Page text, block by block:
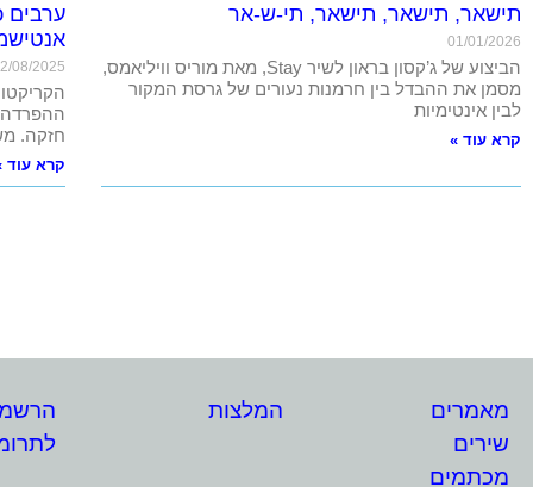
תישאר, תישאר, תישאר, תי-ש-אר
01/01/2026
הביצוע של ג’קסון בראון לשיר Stay, מאת מוריס וויליאמס,
מסמן את ההבדל בין חרמנות נעורים של גרסת המקור
לבין אינטימיות
קרא עוד »
ערבים
08/2025
חזקה.
קרא עוד
מאמרים
שירים
מכתמים
המלצות